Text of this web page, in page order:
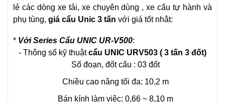
lẻ các dòng xe tải, xe chuyên dùng , xe cẩu tự hành và
phụ tùng, giá cẩu Unic 3 tấn với giá tốt nhât:
* Với Series Cẩu UNIC UR-V500:
- Thông số kỹ thuậtcẩu UNIC URV503 ( 3 tấn 3 đốt)
Số đoạn, đốt cẩu : 03 đốt
Chiều cao nâng tối đa: 10,2 m
Bán kính làm việc: 0,66 ~ 8,10 m